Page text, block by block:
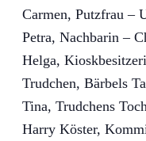
Carmen, Putzfrau –
Petra, Nachbarin –
Helga,
Trudchen, Bärbels
Tina, Trudchens
Harry Köster,